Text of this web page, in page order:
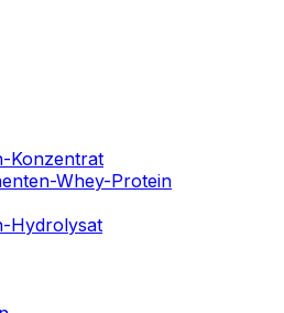
Konzentrat
Whey-Protein
Hydrolysat